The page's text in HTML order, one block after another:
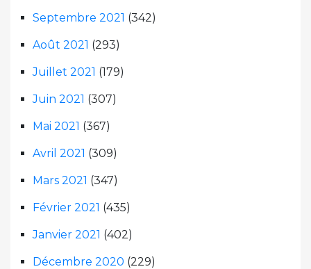
Septembre 2021 (342)
Août 2021 (293)
Juillet 2021 (179)
Juin 2021 (307)
Mai 2021 (367)
Avril 2021 (309)
Mars 2021 (347)
Février 2021 (435)
Janvier 2021 (402)
Décembre 2020 (229)